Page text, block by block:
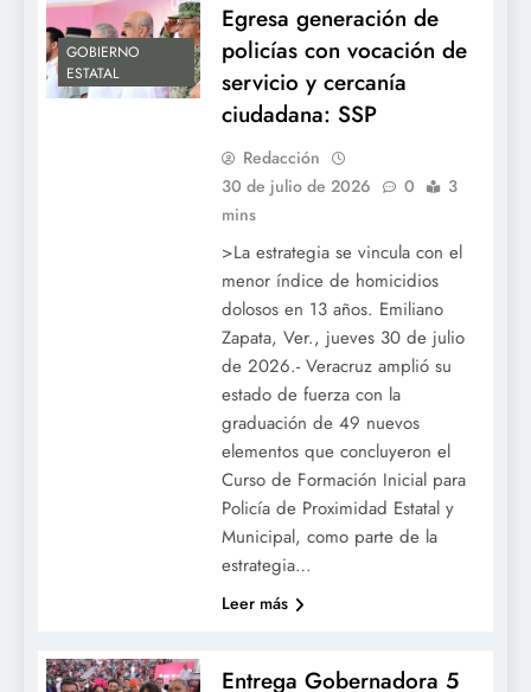
GOBIERNO
ESTATAL
Egresa generación de
policías con vocación de
servicio y cercanía
ciudadana: SSP
Redacción
30 de julio de 2026
0
3
mins
>La estrategia se vincula con el
menor índice de homicidios
dolosos en 13 años. Emiliano
Zapata, Ver., jueves 30 de julio
de 2026.- Veracruz amplió su
estado de fuerza con la
graduación de 49 nuevos
elementos que concluyeron el
Curso de Formación Inicial para
Policía de Proximidad Estatal y
Municipal, como parte de la
estrategia…
Leer más
Entrega Gobernadora 5